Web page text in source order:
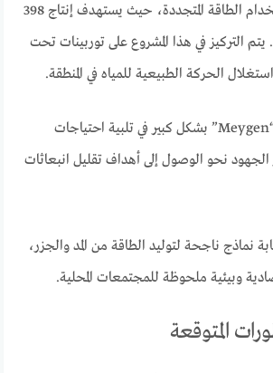
المشروع إنجازًا في استخدام الطاقة المتجددة، حيث يستهدف إنتاج 398
التركيز في هذا المشروع على توربينات تحت
الحركة الطبيعية للمياه في المنطقة.
من المتوقع أن يسهم “Meygen” بشكل كبير في تلبية احتياجات
الجهود نحو الوصول إلى أهداف تقليل انبعاثات
نماذج ناجحة لتوليد الطاقة من المد والجزر،
وبيئية ملحوظة للمجتمعات المحلية.
المتوقعة